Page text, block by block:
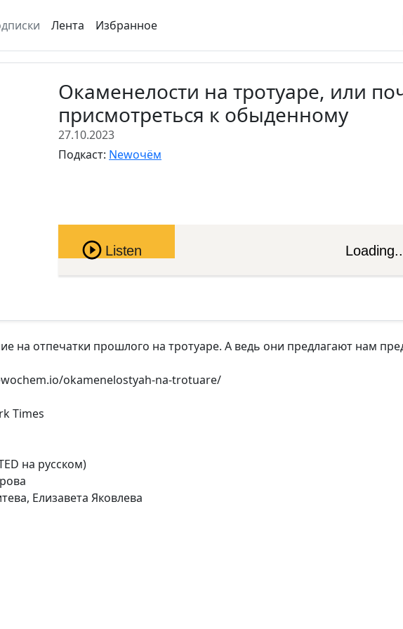
Лента Избранное
Окаменелости на тротуаре, или
присмотреться к обыденному
27.10.2023
Подкаст: Newочём
Pause
Listen
на отпечатки прошлого на тротуаре. А ведь они предлагают нам
okamenelostyah-na-trotuare/
Times
на русском)
Елизавета Яковлева